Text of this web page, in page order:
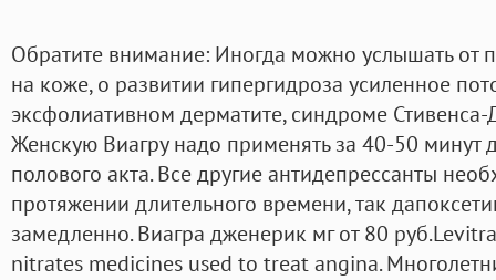
Обратите внимание: Иногда можно услышать от
на коже, о развитии гипергидроза усиленное
эксфолиативном дерматите, синдроме
Женскую Виагру надо применять за 40-50 минут
полового акта. Все другие антидепрессанты
протяжении длительного времени, так
замедленно. Виагра дженерик мг от 80
nitrates medicines used to treat angina.